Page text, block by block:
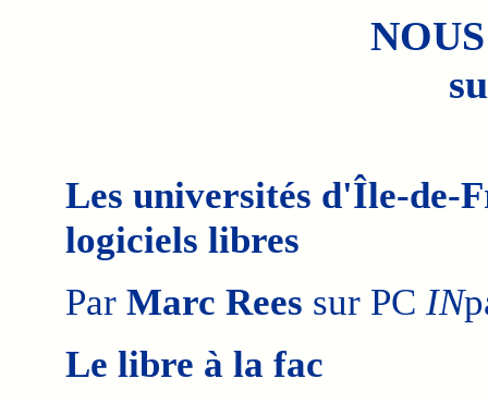
Les universités d'Île-de-
logiciels libres
Par Marc Rees sur PC IN
Le libre à la fac